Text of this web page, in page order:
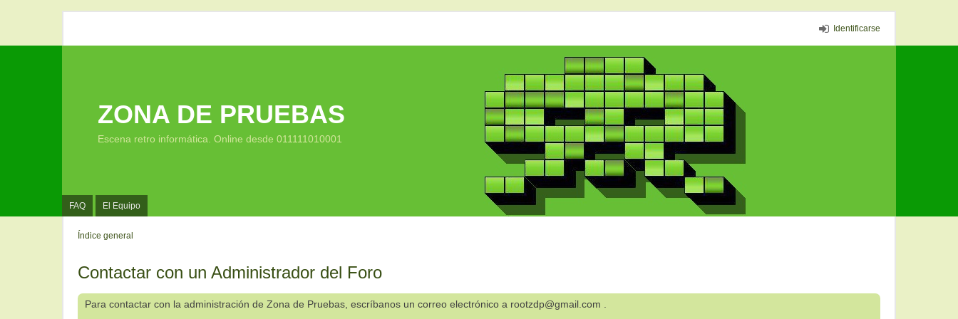
Identificarse
FAQ El Equipo
ZONA DE PRUEBAS
Escena retro informática. Online desde 011111010001
Índice general
Contactar con un Administrador del Foro
Para contactar con la administración de Zona de Pruebas, escríbanos un correo electrónico a rootzdp@gmail.com .